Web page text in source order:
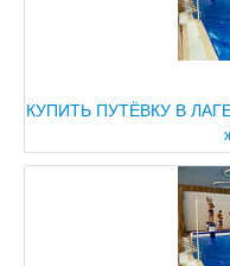
КУПИТЬ ПУТЁВКУ В